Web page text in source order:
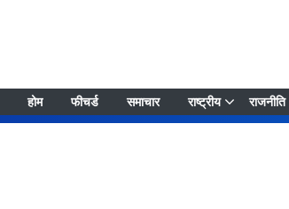
होम फीचर्ड समाचार राष्ट्रीय राजनीति